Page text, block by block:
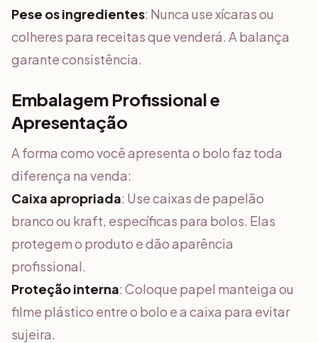
Pese os ingredientes: Nunca use xícaras ou
colheres para receitas que venderá. A balança
garante consistência.
Embalagem Profissional e
Apresentação
A forma como você apresenta o bolo faz toda
diferença na venda:
Caixa apropriada: Use caixas de papelão
branco ou kraft, específicas para bolos. Elas
protegem o produto e dão aparência
profissional.
Proteção interna: Coloque papel manteiga ou
filme plástico entre o bolo e a caixa para evitar
sujeira.